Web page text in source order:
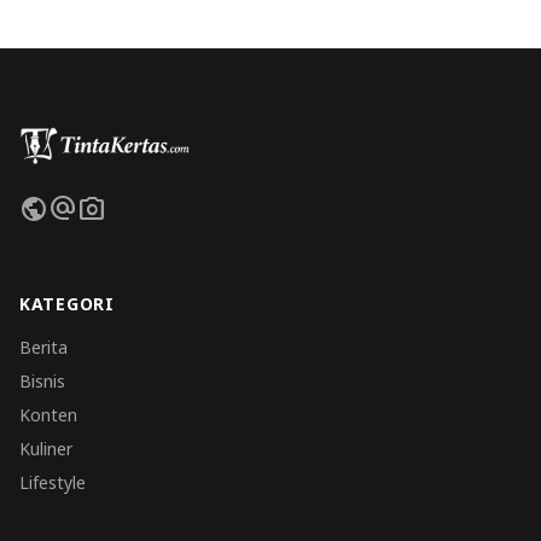
publicalternate_emailphoto_camera
KATEGORI
Berita
Bisnis
Konten
Kuliner
Lifestyle